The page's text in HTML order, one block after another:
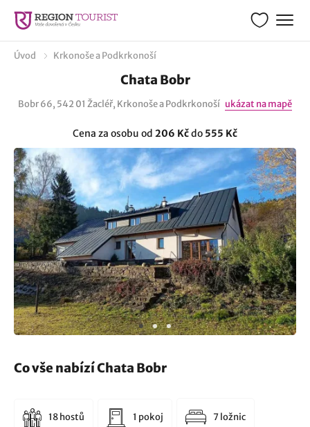
Úvod Krkonoše a Podkrkonoší
Chata Bobr
Bobr 66, 542 01 Žacléř, Krkonoše a Podkrkonoší ukázat na mapě
Cena za osobu od 206 Kčdo 555 Kč
Co vše nabízí Chata Bobr
18 hostů 1 pokoj 7 ložnic